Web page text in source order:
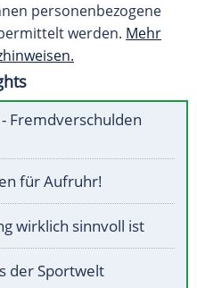
personenbezogene
werden. Mehr
Fremdverschulden
für Aufruhr!
wirklich sinnvoll ist
der Sportwelt